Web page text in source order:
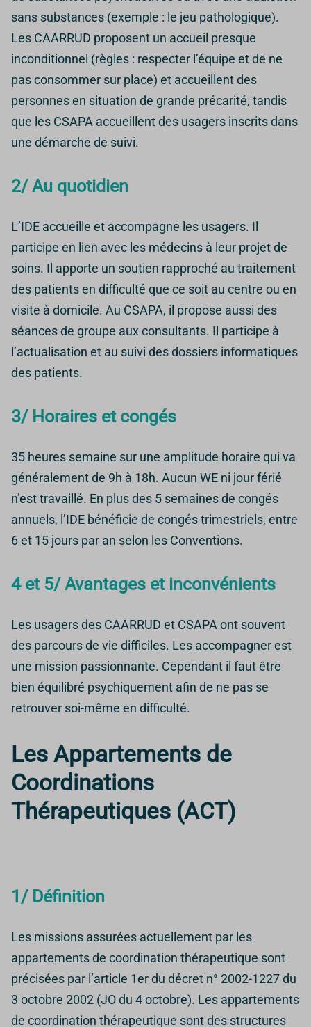
sans substances (exemple : le jeu pathologique).
Les CAARRUD proposent un accueil presque
inconditionnel (règles : respecter l’équipe et de ne
pas consommer sur place) et accueillent des
personnes en situation de grande précarité, tandis
que les CSAPA accueillent des usagers inscrits dans
une démarche de suivi.
2/ Au quotidien
L’IDE accueille et accompagne les usagers. Il
participe en lien avec les médecins à leur projet de
soins. Il apporte un soutien rapproché au traitement
des patients en difficulté que ce soit au centre ou en
visite à domicile. Au CSAPA, il propose aussi des
séances de groupe aux consultants. Il participe à
l’actualisation et au suivi des dossiers informatiques
des patients.
3/ Horaires et congés
35 heures semaine sur une amplitude horaire qui va
généralement de 9h à 18h. Aucun WE ni jour férié
n’est travaillé. En plus des 5 semaines de congés
annuels, l’IDE bénéficie de congés trimestriels, entre
6 et 15 jours par an selon les Conventions.
4 et 5/ Avantages et inconvénients
Les usagers des CAARRUD et CSAPA ont souvent
des parcours de vie difficiles. Les accompagner est
une mission passionnante. Cependant il faut être
bien équilibré psychiquement afin de ne pas se
retrouver soi-même en difficulté.
Les Appartements de
Coordinations
Thérapeutiques (ACT)
1/ Définition
Les missions assurées actuellement par les
appartements de coordination thérapeutique sont
précisées par l’article 1er du décret n° 2002-1227 du
3 octobre 2002 (JO du 4 octobre). Les appartements
de coordination thérapeutique sont des structures